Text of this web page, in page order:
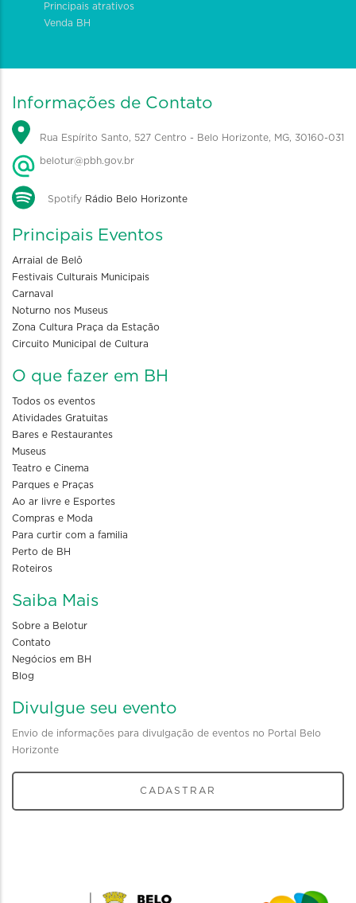
Principais atrativos
Venda BH
Informações de Contato
Rua Espírito Santo, 527 Centro - Belo Horizonte, MG, 30160-031
belotur@pbh.gov.br
Spotify Rádio Belo Horizonte
Principais Eventos
Arraial de Belô
Festivais Culturais Municipais
Carnaval
Noturno nos Museus
Zona Cultura Praça da Estação
Circuito Municipal de Cultura
O que fazer em BH
Todos os eventos
Atividades Gratuitas
Bares e Restaurantes
Museus
Teatro e Cinema
Parques e Praças
Ao ar livre e Esportes
Compras e Moda
Para curtir com a familia
Perto de BH
Roteiros
Saiba Mais
Sobre a Belotur
Contato
Negócios em BH
Blog
Divulgue seu evento
Envio de informações para divulgação de eventos no Portal Belo
Horizonte
CADASTRAR